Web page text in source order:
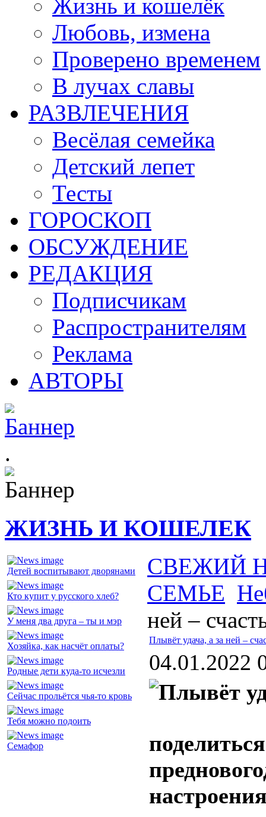
Жизнь и кошелёк
Любовь, измена
Проверено временем
В лучах славы
РАЗВЛЕЧЕНИЯ
Весёлая семейка
Детский лепет
Тесты
ГОРОСКОП
ОБСУЖДЕНИЕ
РЕДАКЦИЯ
Подписчикам
Распространителям
Реклама
АВТОРЫ
.
ЖИЗНЬ И КОШЕЛЕК
Детей воспитывают дворянами
Кто купит у русского хлеб?
У меня два друга – ты и мэр
Хозяйка, как насчёт оплаты?
Родные дети куда-то исчезли
Сейчас прольётся чья-то кровь
Тебя можно подоить
Семафор
СВЕЖИЙ
СЕМЬЕ
ней –
Плывёт удача, а за ней –
04.01.2022